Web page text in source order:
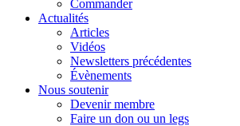
Commander
Actualités
Articles
Vidéos
Newsletters précédentes
Évènements
Nous soutenir
Devenir membre
Faire un don ou un legs